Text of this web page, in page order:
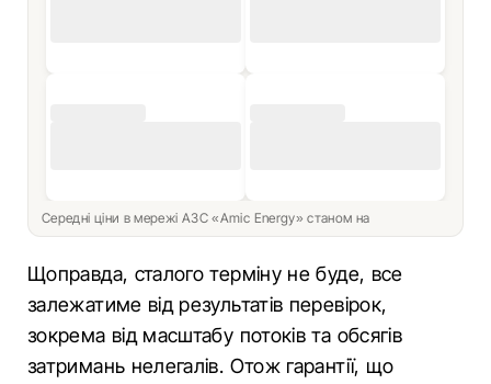
Середні ціни в мережі АЗС «Amic Energy» станом на
Щоправда, сталого терміну не буде, все
залежатиме від результатів перевірок,
зокрема від масштабу потоків та обсягів
затримань нелегалів. Отож гарантії, що